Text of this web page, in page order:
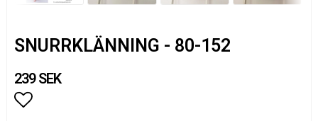
SNURRKLÄNNING - 80-152
239 SEK